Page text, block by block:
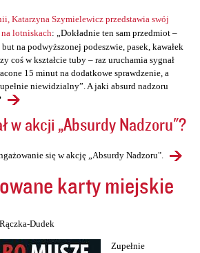
Katarzyna Szymielewicz przedstawia swój
lotniskach: „Dokładnie ten sam przedmiot –
na podwyższonej podeszwie, pasek, kawałek
coś w kształcie tuby – raz uruchamia sygnał
15 minut na dodatkowe sprawdzenie, a
niewidzialny”. A jaki absurd nadzoru
w akcji „Absurdy Nadzoru"?
się w akcję „Absurdy Nadzoru".
karty miejskie
Dudek
Zupełnie